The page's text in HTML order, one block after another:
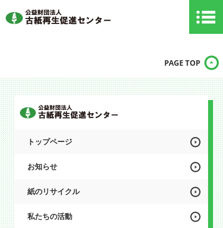
PAGE TOP
トップページ
お知らせ
紙のリサイクル
私たちの活動